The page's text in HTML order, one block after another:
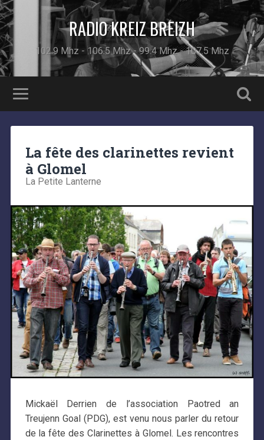
RADIO KREIZ BREIZH
102.9 Mhz - 106.5 Mhz - 99.4 Mhz - 107.5 Mhz
La fête des clarinettes revient
à Glomel
La Petite Lanterne
Mickaël Derrien de l’association Paotred an
Treujenn Goal (PDG), est venu nous parler du retour
de la fête des Clarinettes à Glomel. Les rencontres